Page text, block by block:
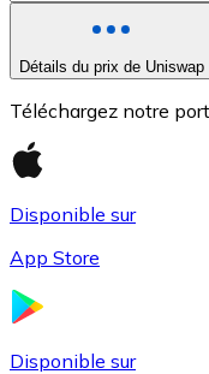
Détails du prix de Uniswap
Téléchargez notre
Disponible sur
App Store
Disponible sur